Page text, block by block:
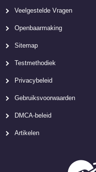
Veelgestelde Vragen
Openbaarmaking
Sitemap
Testmethodiek
Privacybeleid
Gebruiksvoorwaarden
DMCA-beleid
Artikelen